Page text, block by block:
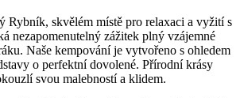
Rybník, skvělém místě pro relaxaci a vyžití s
nezapomenutelný zážitek plný vzájemné
Naše kempování je vytvořeno s ohledem
o perfektní dovolené. Přírodní krásy
svou malebností a klidem.